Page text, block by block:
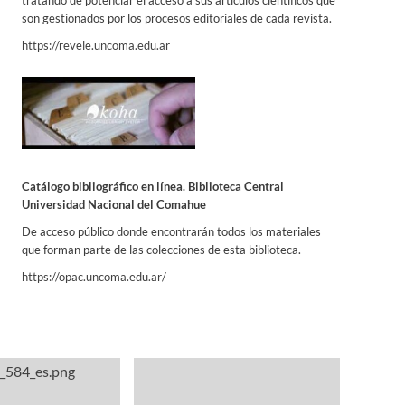
son gestionados por los procesos editoriales de cada revista.
https://revele.uncoma.edu.ar
Catálogo bibliográfico en línea. Biblioteca Central
Universidad Nacional del Comahue
De acceso público donde encontrarán todos los materiales
que forman parte de las colecciones de esta biblioteca.
https://opac.uncoma.edu.ar/